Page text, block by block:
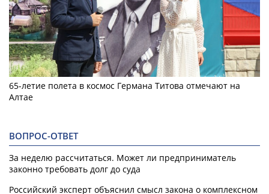
65-летие полета в космос Германа Титова отмечают на
Алтае
ВОПРОС-ОТВЕТ
За неделю рассчитаться. Может ли предприниматель
законно требовать долг до суда
Российский эксперт объяснил смысл закона о комплексном